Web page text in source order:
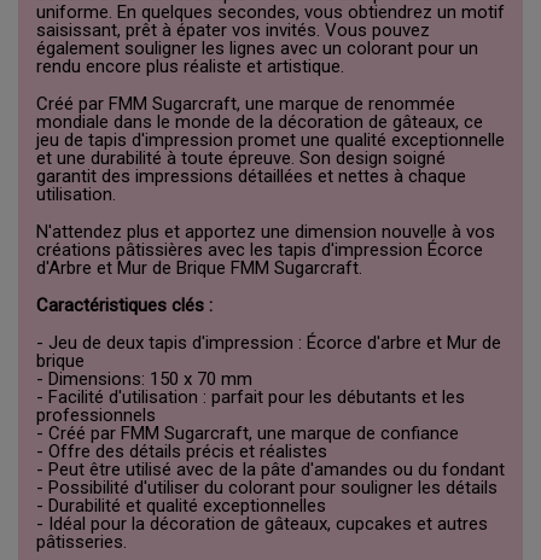
uniforme. En quelques secondes, vous obtiendrez un motif
saisissant, prêt à épater vos invités. Vous pouvez
également souligner les lignes avec un colorant pour un
rendu encore plus réaliste et artistique.
Créé par FMM Sugarcraft, une marque de renommée
mondiale dans le monde de la décoration de gâteaux, ce
jeu de tapis d'impression promet une qualité exceptionnelle
et une durabilité à toute épreuve. Son design soigné
garantit des impressions détaillées et nettes à chaque
utilisation.
N'attendez plus et apportez une dimension nouvelle à vos
créations pâtissières avec les tapis d'impression Écorce
d'Arbre et Mur de Brique FMM Sugarcraft.
Caractéristiques clés :
- Jeu de deux tapis d'impression : Écorce d'arbre et Mur de
brique
- Dimensions: 150 x 70 mm
- Facilité d'utilisation : parfait pour les débutants et les
professionnels
- Créé par FMM Sugarcraft, une marque de confiance
- Offre des détails précis et réalistes
- Peut être utilisé avec de la pâte d'amandes ou du fondant
- Possibilité d'utiliser du colorant pour souligner les détails
- Durabilité et qualité exceptionnelles
- Idéal pour la décoration de gâteaux, cupcakes et autres
pâtisseries.